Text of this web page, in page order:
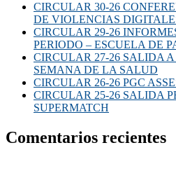
CIRCULAR 30-26
DE VIOLENCIAS
CIRCULAR 29-26
PERIODO – ESCUELA DE
CIRCULAR 27-26 SALIDA
SEMANA DE LA SALUD
CIRCULAR 26-26 PGC
CIRCULAR 25-26 SALIDA
SUPERMATCH
Comentarios recientes